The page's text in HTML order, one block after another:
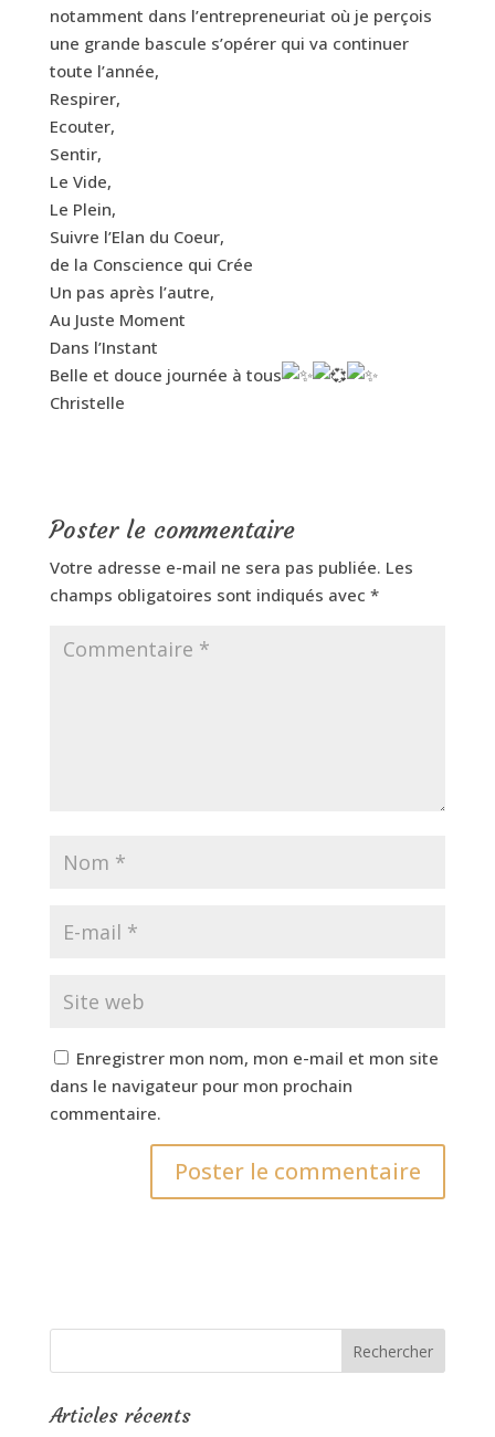
notamment dans l’entrepreneuriat où je perçois
une grande bascule s’opérer qui va continuer
toute l’année,
Respirer,
Ecouter,
Sentir,
Le Vide,
Le Plein,
Suivre l’Elan du Coeur,
de la Conscience qui Crée
Un pas après l’autre,
Au Juste Moment
Dans l’Instant
Belle et douce journée à tous
Christelle
Poster le commentaire
Votre adresse e-mail ne sera pas publiée. Les
champs obligatoires sont indiqués avec *
Enregistrer mon nom, mon e-mail et mon site
dans le navigateur pour mon prochain
commentaire.
Articles récents